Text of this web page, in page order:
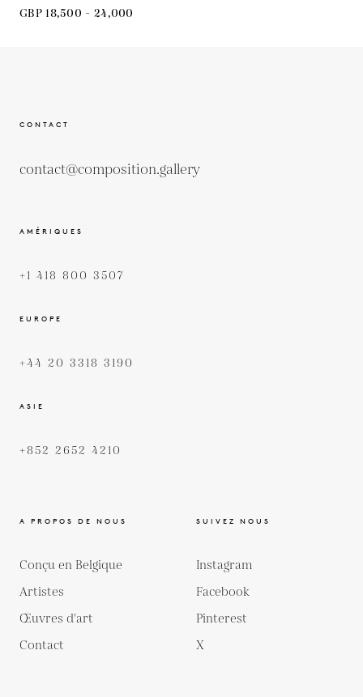
GBP 18,500 - 24,000
CONTACT
contact@composition.gallery
AMÉRIQUES
+1 418 800 3507
EUROPE
+44 20 3318 3190
ASIE
+852 2652 4210
A PROPOS DE NOUS
Conçu en Belgique
Artistes
Œuvres d'art
Contact
SUIVEZ NOUS
Instagram
Facebook
Pinterest
X